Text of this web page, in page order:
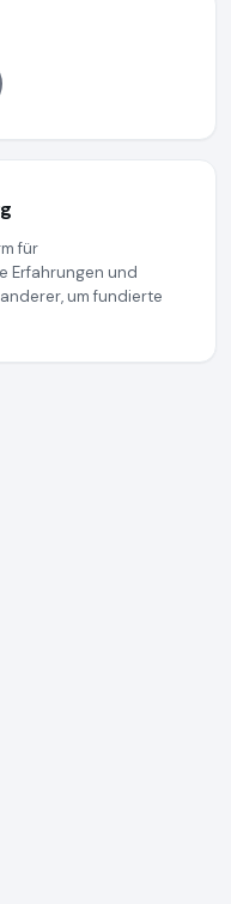
für
Erfahrungen und
um fundierte